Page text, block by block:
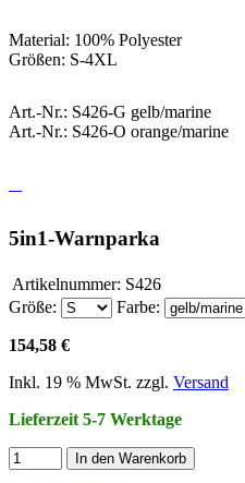
Material: 100% Polyester
Größen: S-4XL
Art.-Nr.: S426-G gelb/marine
Art.-Nr.: S426-O orange/marine
5in1-Warnparka
Artikelnummer: S426
Größe:
Farbe:
154,58 €
Inkl. 19 % MwSt. zzgl. Versand
Lieferzeit 5-7 Werktage
In den Warenkorb